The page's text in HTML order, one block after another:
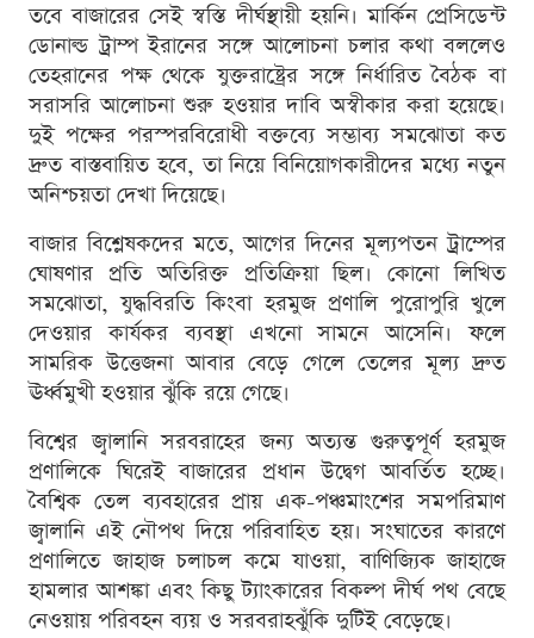
তবে বাজারের সেই স্বস্তি দীর্ঘস্থায়ী হয়নি। মার্কিন প্রেসিডেন্ট
ডোনাল্ড ট্রাম্প ইরানের সঙ্গে আলোচনা চলার কথা বললেও
তেহরানের পক্ষ থেকে যুক্তরাষ্ট্রের সঙ্গে নির্ধারিত বৈঠক বা
সরাসরি আলোচনা শুরু হওয়ার দাবি অস্বীকার করা হয়েছে।
দুই পক্ষের পরস্পরবিরোধী বক্তব্যে সম্ভাব্য সমঝোতা কত
দ্রুত বাস্তবায়িত হবে, তা নিয়ে বিনিয়োগকারীদের মধ্যে নতুন
অনিশ্চয়তা দেখা দিয়েছে।
বাজার বিশ্লেষকদের মতে, আগের দিনের মূল্যপতন ট্রাম্পের
ঘোষণার প্রতি অতিরিক্ত প্রতিক্রিয়া ছিল। কোনো লিখিত
সমঝোতা, যুদ্ধবিরতি কিংবা হরমুজ প্রণালি পুরোপুরি খুলে
দেওয়ার কার্যকর ব্যবস্থা এখনো সামনে আসেনি। ফলে
সামরিক উত্তেজনা আবার বেড়ে গেলে তেলের মূল্য দ্রুত
ঊর্ধ্বমুখী হওয়ার ঝুঁকি রয়ে গেছে।
বিশ্বের জ্বালানি সরবরাহের জন্য অত্যন্ত গুরুত্বপূর্ণ হরমুজ
প্রণালিকে ঘিরেই বাজারের প্রধান উদ্বেগ আবর্তিত হচ্ছে।
বৈশ্বিক তেল ব্যবহারের প্রায় এক-পঞ্চমাংশের সমপরিমাণ
জ্বালানি এই নৌপথ দিয়ে পরিবাহিত হয়। সংঘাতের কারণে
প্রণালিতে জাহাজ চলাচল কমে যাওয়া, বাণিজ্যিক জাহাজে
হামলার আশঙ্কা এবং কিছু ট্যাংকারের বিকল্প দীর্ঘ পথ বেছে
নেওয়ায় পরিবহন ব্যয় ও সরবরাহঝুঁকি দুটিই বেড়েছে।